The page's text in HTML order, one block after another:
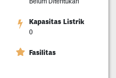
Kapasitas Listrik
0
Fasilitas